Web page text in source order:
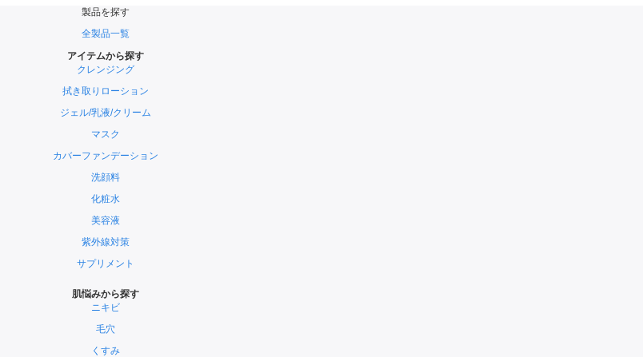
製品を探す
全製品一覧
アイテムから探す
クレンジング
拭き取りローション
ジェル/乳液/クリーム
マスク
カバーファンデーション
洗顔料
化粧水
美容液
紫外線対策
サプリメント
肌悩みから探す
ニキビ
毛穴
くすみ